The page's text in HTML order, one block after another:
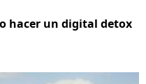
hacer un digital detox